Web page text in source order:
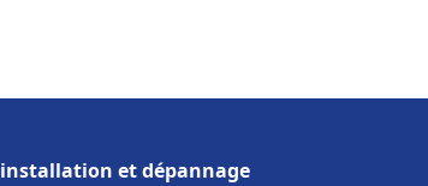
installation et dépannage